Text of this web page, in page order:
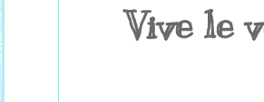
Vive le